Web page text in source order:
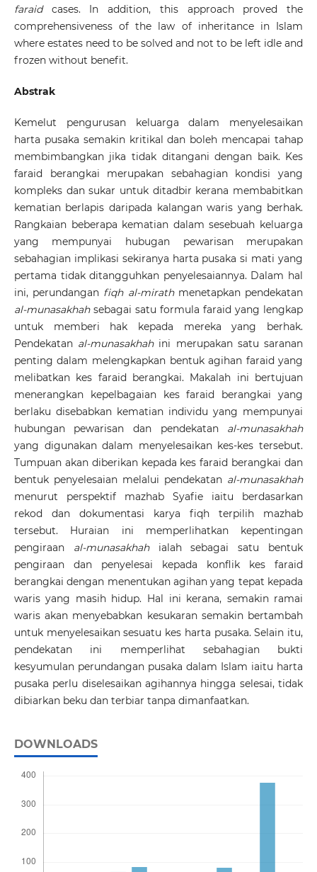
faraid cases. In addition, this approach proved the
comprehensiveness of the law of inheritance in Islam
where estates need to be solved and not to be left idle and
frozen without benefit.
Abstrak
Kemelut pengurusan keluarga dalam menyelesaikan
harta pusaka semakin kritikal dan boleh mencapai tahap
membimbangkan jika tidak ditangani dengan baik. Kes
faraid berangkai merupakan sebahagian kondisi yang
kompleks dan sukar untuk ditadbir kerana membabitkan
kematian berlapis daripada kalangan waris yang berhak.
Rangkaian beberapa kematian dalam sesebuah keluarga
yang mempunyai hubugan pewarisan merupakan
sebahagian implikasi sekiranya harta pusaka si mati yang
pertama tidak ditangguhkan penyelesaiannya. Dalam hal
ini, perundangan fiqh al-mirathmenetapkan pendekatan
al-munasakhah sebagai satu formula faraid yang lengkap
untuk memberi hak kepada mereka yang berhak.
Pendekatan al-munasakhah ini merupakan satu saranan
penting dalam melengkapkan bentuk agihan faraid yang
melibatkan kes faraid berangkai. Makalah ini bertujuan
menerangkan kepelbagaian kes faraid berangkai yang
berlaku disebabkan kematian individu yang mempunyai
hubungan pewarisan dan pendekatan al-munasakhah
yang digunakan dalam menyelesaikan kes-kes tersebut.
Tumpuan akan diberikan kepada kes faraid berangkai dan
bentuk penyelesaian melalui pendekatan al-munasakhah
menurut perspektif mazhab Syafie iaitu berdasarkan
rekod dan dokumentasi karya fiqh terpilih mazhab
tersebut. Huraian ini memperlihatkan kepentingan
pengiraan al-munasakhahialah sebagai satu bentuk
pengiraan dan penyelesai kepada konflik kes faraid
berangkai dengan menentukan agihan yang tepat kepada
waris yang masih hidup. Hal ini kerana, semakin ramai
waris akan menyebabkan kesukaran semakin bertambah
untuk menyelesaikan sesuatu kes harta pusaka. Selain itu,
pendekatan ini memperlihat sebahagian bukti
kesyumulan perundangan pusaka dalam Islam iaitu harta
pusaka perlu diselesaikan agihannya hingga selesai, tidak
dibiarkan beku dan terbiar tanpa dimanfaatkan.
DOWNLOADS